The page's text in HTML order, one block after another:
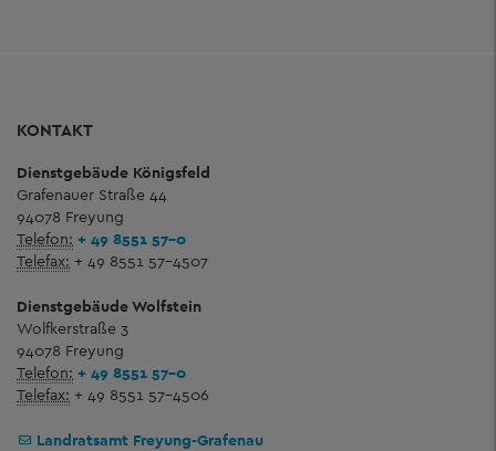
KONTAKT
Dienstgebäude Königsfeld
Grafenauer Straße 44
94078 Freyung
Telefon: + 49 8551 57-0
Telefax: + 49 8551 57-4507
Dienstgebäude Wolfstein
Wolfkerstraße 3
94078 Freyung
Telefon: + 49 8551 57-0
Telefax: + 49 8551 57-4506
Landratsamt Freyung-Grafenau